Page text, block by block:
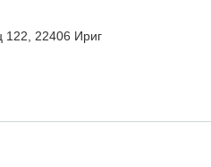
122, 22406 Ириг